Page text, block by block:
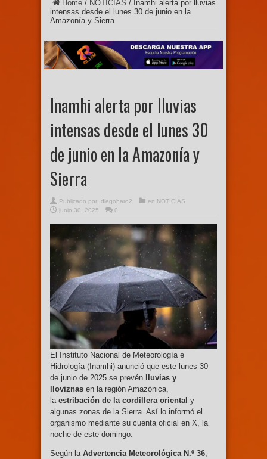
Home / NOTICIAS / Inamhi alerta por lluvias
intensas desde el lunes 30 de junio en la
Amazonía y Sierra
Inamhi alerta por lluvias
intensas desde el lunes 30
de junio en la Amazonía y
Sierra
Publicado por: diegoharo2 en NOTICIAS
junio 30, 2025
0
El Instituto Nacional de Meteorología e
Hidrología (Inamhi) anunció que este lunes 30
de junio de 2025 se prevén
lluvias y
lloviznas en la región Amazónica,
la estribación de la cordillera oriental y
algunas zonas de la Sierra. Así lo informó el
organismo mediante su cuenta oficial en X, la
noche de este domingo.
Según la Advertencia Meteorológica N.º 36